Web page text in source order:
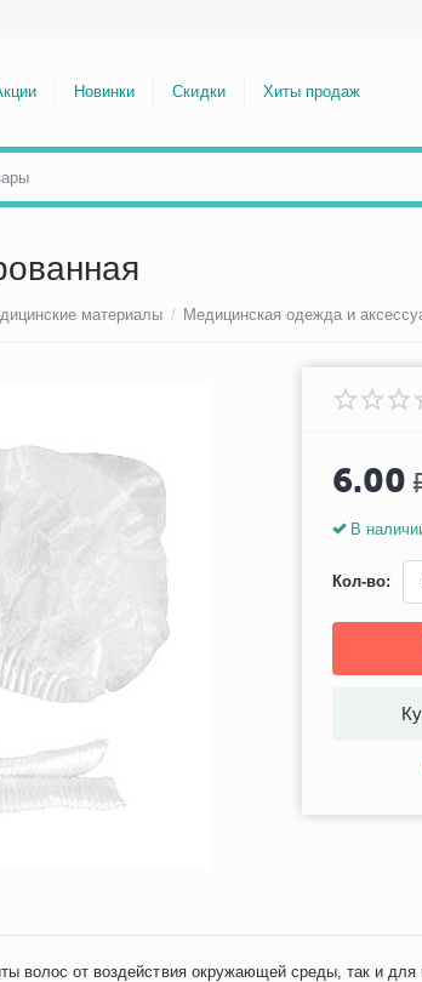
Новинки Скидки Хиты продаж
материалы / Медицинская одежда и
6.00
В
Кол-во:
волос от воздействия окружающей среды, так и